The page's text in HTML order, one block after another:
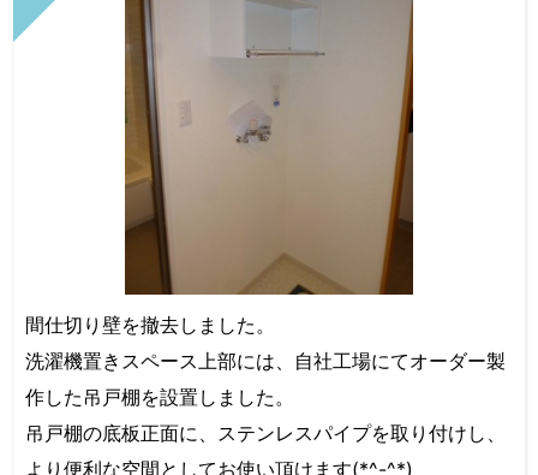
間仕切り壁を撤去しました。
洗濯機置きスペース上部には、自社工場にてオーダー製
作した吊戸棚を設置しました。
吊戸棚の底板正面に、ステンレスパイプを取り付けし、
より便利な空間としてお使い頂けます(*^-^*)